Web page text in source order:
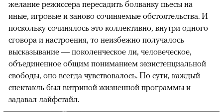
желание режиссера пересадить болванку пьесы на
иные, игровые и заново сочиняемые обстоятельства. И
поскольку сочинялось это коллективно, внутри одного
сговора и настроения, то неизбежно получалось
высказывание — поколенческое ли, человеческое,
объединенное общим пониманием экзистенциальной
свободы, оно всегда чувствовалось. По сути, каждый
спектакль был витриной жизненной программы и
задавал лайфстайл.